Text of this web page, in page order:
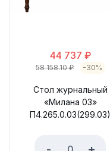
44 737 ₽
58 158.10₽ -30%
Стол журнальный
«Милана 03»
П4.265.0.03(299.03)